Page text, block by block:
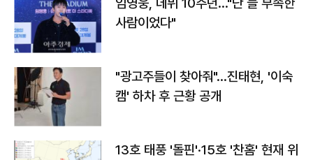
사람이었다"
"광고주들이 찾아줘"…진태현, '이숙
캠' 하차 후 근황 공개
13호 태풍 '돌핀'·15호 '찬홈' 현재 위